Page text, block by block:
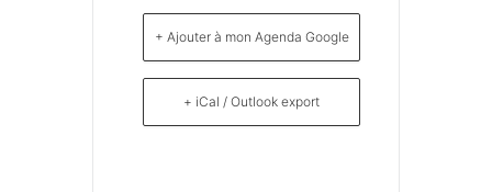
+ Ajouter à mon Agenda Google
+ iCal / Outlook export